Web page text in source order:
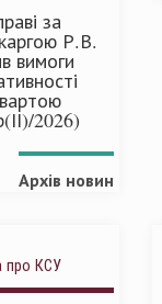
за
Р.В.
вимоги
2026)
Архів новин
про КСУ